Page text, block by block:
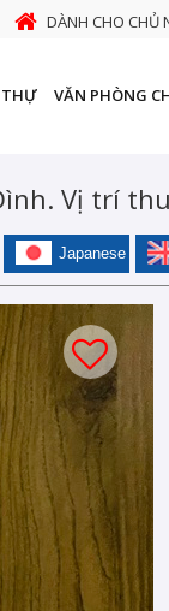
DÀNH CHO CHỦ
THỰ VĂN PHÒNG
Vị trí
Japanese